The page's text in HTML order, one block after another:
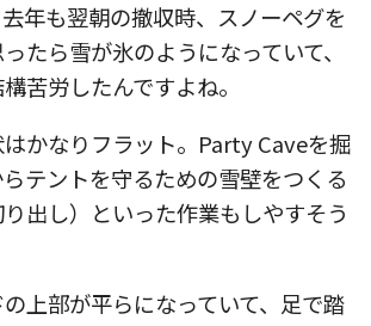
年も翌朝の撤収時、スノーペグを
たら雪が氷のようになっていて、
苦労したんですよね。
かなりフラット。Party Caveを掘
テントを守るための雪壁をつくる
り出し）といった作業もしやすそう
上部が平らになっていて、足で踏